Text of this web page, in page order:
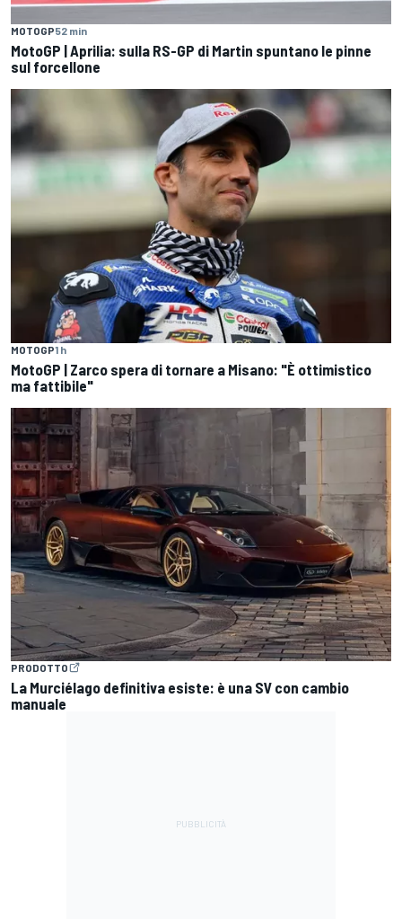
MOTOGP52 min
MotoGP | Aprilia: sulla RS-GP di Martin spuntano le pinne
sul forcellone
MOTOGP1 h
MotoGP | Zarco spera di tornare a Misano: "È ottimistico
ma fattibile"
PRODOTTO
La Murciélago definitiva esiste: è una SV con cambio
manuale